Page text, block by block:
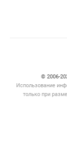
©
Использование
только при